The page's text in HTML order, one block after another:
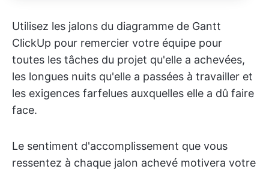
Utilisez les jalons du diagramme de Gantt
ClickUp pour remercier votre équipe pour
toutes les tâches du projet qu'elle a achevées,
les longues nuits qu'elle a passées à travailler et
les exigences farfelues auxquelles elle a dû faire
face.
Le sentiment d'accomplissement que vous
ressentez à chaque jalon achevé motivera votre